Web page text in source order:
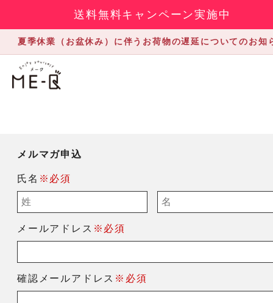
送料無料キャンペーン実施中
夏季休業（お盆休み）に伴うお荷物の遅延についてのお知
メルマガ申込
氏名 ※必須
メールアドレス ※必須
確認メールアドレス ※必須